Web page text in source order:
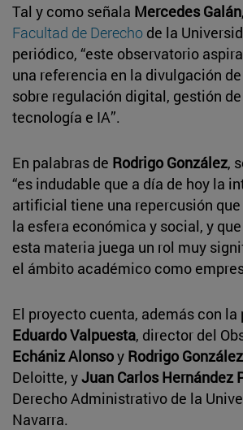
Tal y como señala Mercedes Galán
Facultad de Derecho de la
periódico, “este observatorio
una referencia en la divulgación
sobre regulación digital, gestión
tecnología e IA”.
En palabras de Rodrigo González,
“es indudable que a día de hoy la
artificial tiene una repercusión
la esfera económica y social, y
esta materia juega un rol muy
el ámbito académico como
El proyecto cuenta, además con
Eduardo Valpuesta, director del
Echániz Alonsoy Rodrigo
Deloitte, yJuan Carlos Hernández
Derecho Administrativo de la
Navarra.